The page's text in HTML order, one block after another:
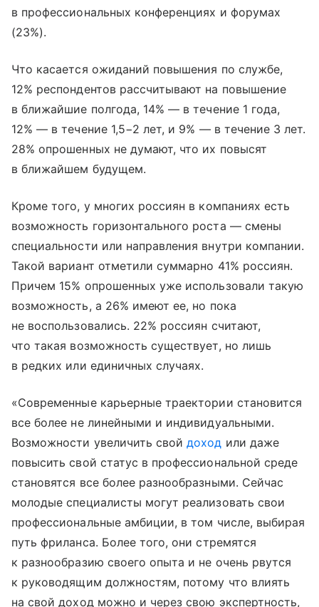
в профессиональных конференциях и форумах
(23%).
Что касается ожиданий повышения по службе,
12% респондентов рассчитывают на повышение
в ближайшие полгода, 14% — в течение 1 года,
12% — в течение 1,5−2 лет, и 9% — в течение 3 лет.
28% опрошенных не думают, что их повысят
в ближайшем будущем.
Кроме того, у многих россиян в компаниях есть
возможность горизонтального роста — смены
специальности или направления внутри компании.
Такой вариант отметили суммарно 41% россиян.
Причем 15% опрошенных уже использовали такую
возможность, а 26% имеют ее, но пока
не воспользовались. 22% россиян считают,
что такая возможность существует, но лишь
в редких или единичных случаях.
«Современные карьерные траектории становится
все более не линейными и индивидуальными.
Возможности увеличить свойдоход или даже
повысить свой статус в профессиональной среде
становятся все более разнообразными. Сейчас
молодые специалисты могут реализовать свои
профессиональные амбиции, в том числе, выбирая
путь фриланса. Более того, они стремятся
к разнообразию своего опыта и не очень рвутся
к руководящим должностям, потому что влиять
на свой доход можно и через свою экспертность,